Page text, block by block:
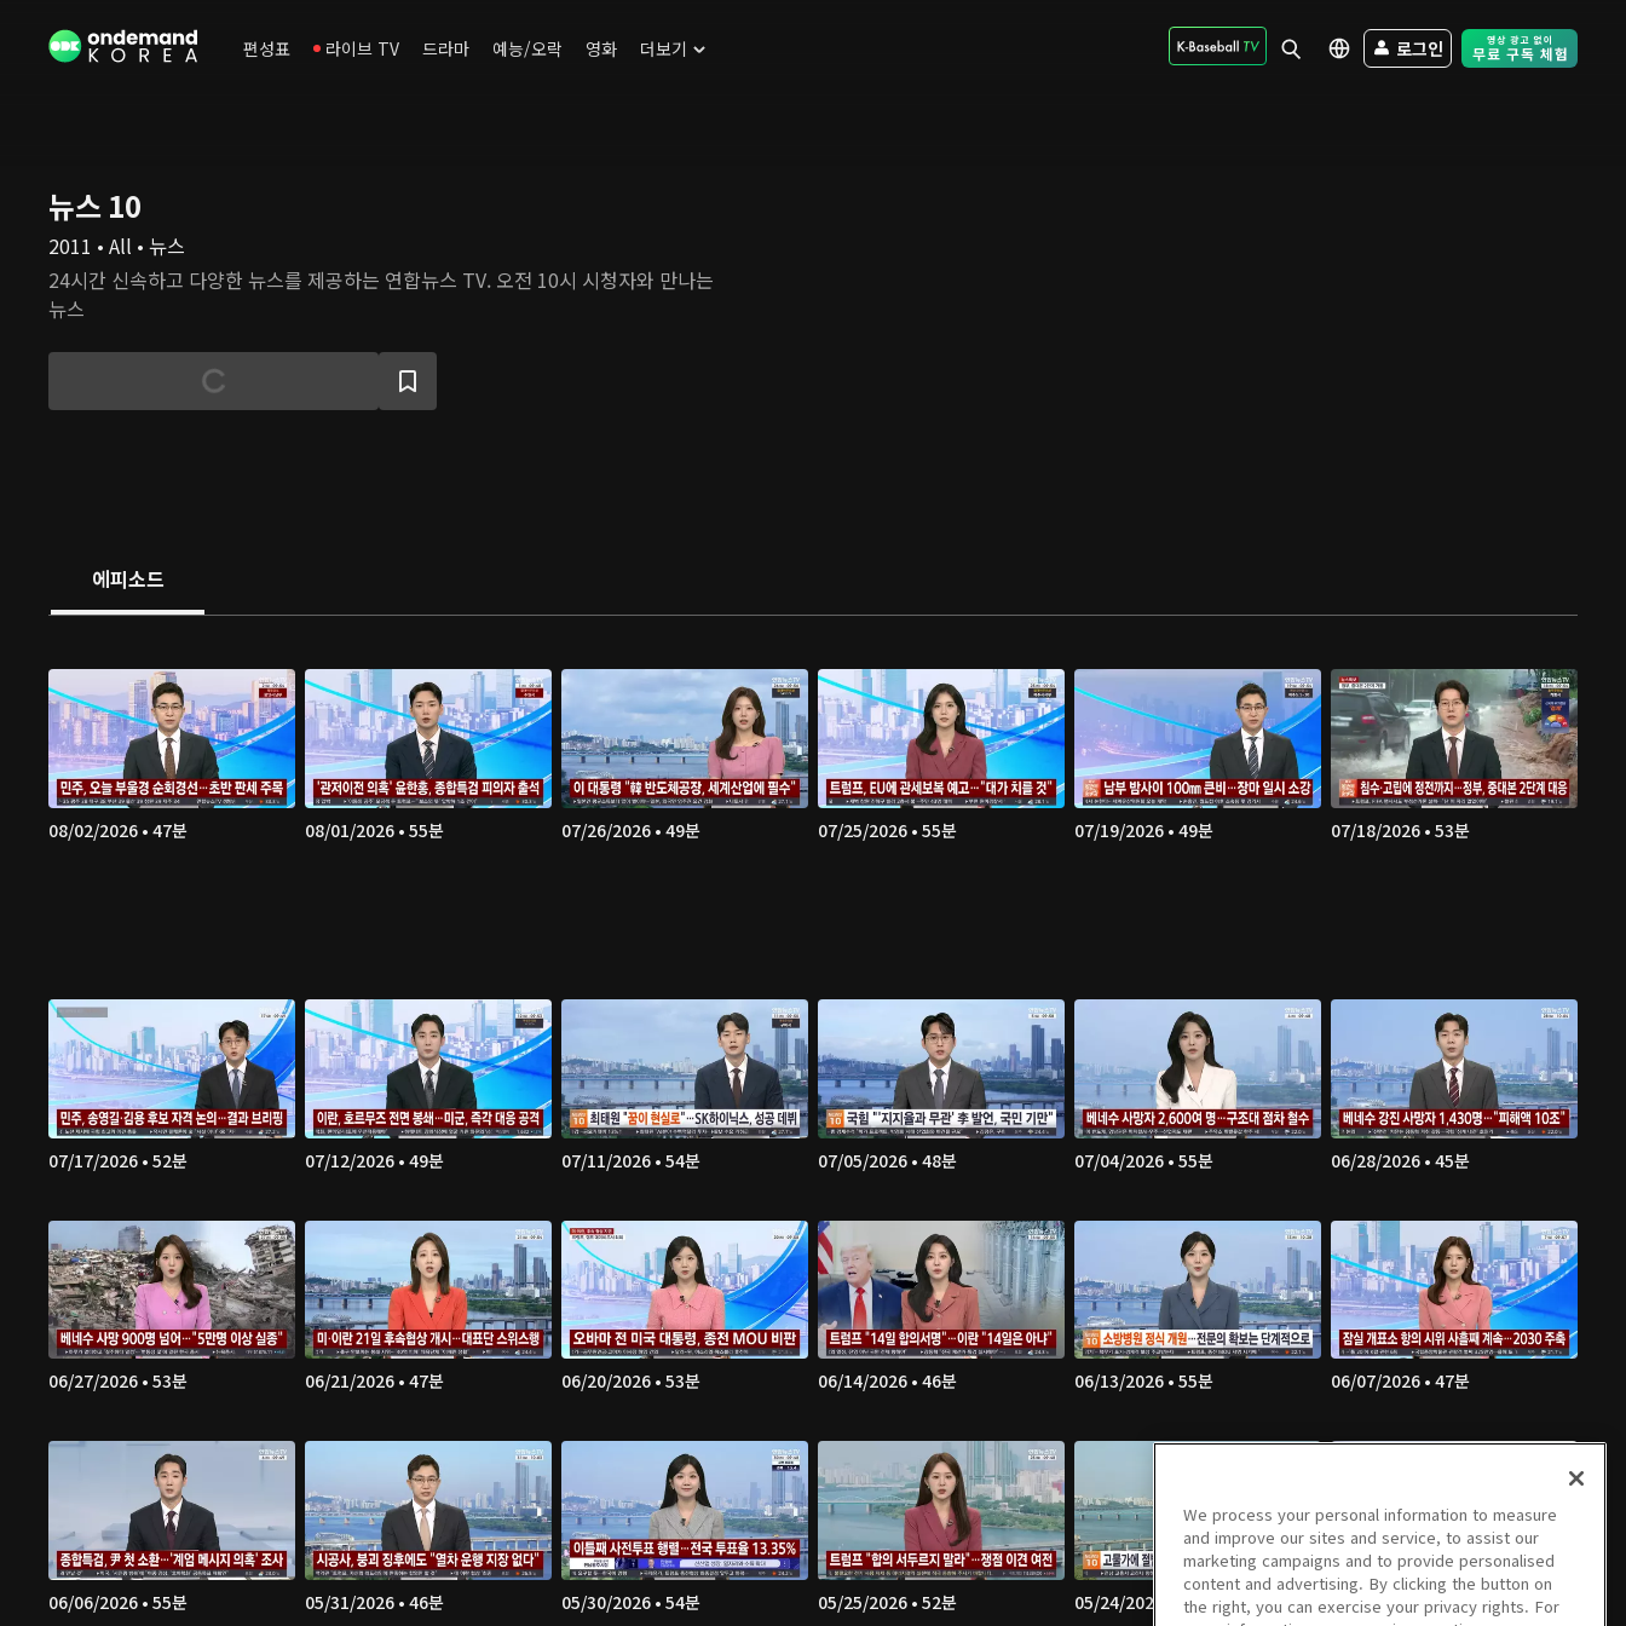
편성표 라이브 TV 드라마 예능/오락 영화 더보기 로그인 Free Trial -
뉴스 10
2011 • All • 뉴스
24시간 신속하고 다양한 뉴스를 제공하는 연합뉴스 TV. 오전 10시 시청자와 만나는
뉴스
에피소드
08/02/2026 • 47분 08/01/2026 • 55분 07/26/2026 • 49분 07/25/2026 • 55분 07/19/2026 • 49분 07/18/2026 • 53분
07/17/2026 • 52분 07/12/2026 • 49분 07/11/2026 • 54분 07/05/2026 • 48분 07/04/2026 • 55분 06/28/2026 • 45분
06/27/2026 • 53분 06/21/2026 • 47분 06/20/2026 • 53분 06/14/2026 • 46분 06/13/2026 • 55분 06/07/2026 • 47분
06/06/2026 • 55분 05/31/2026 • 46분 05/30/2026 • 54분 05/25/2026 • 52분 05/24/2026 • 57분 05/23/2026 • 53분
We process your personal information to measure
and improve our sites and service, to assist our
marketing campaigns and to provide personalised
content and advertising. By clicking the button on
the right, you can exercise your privacy rights. For